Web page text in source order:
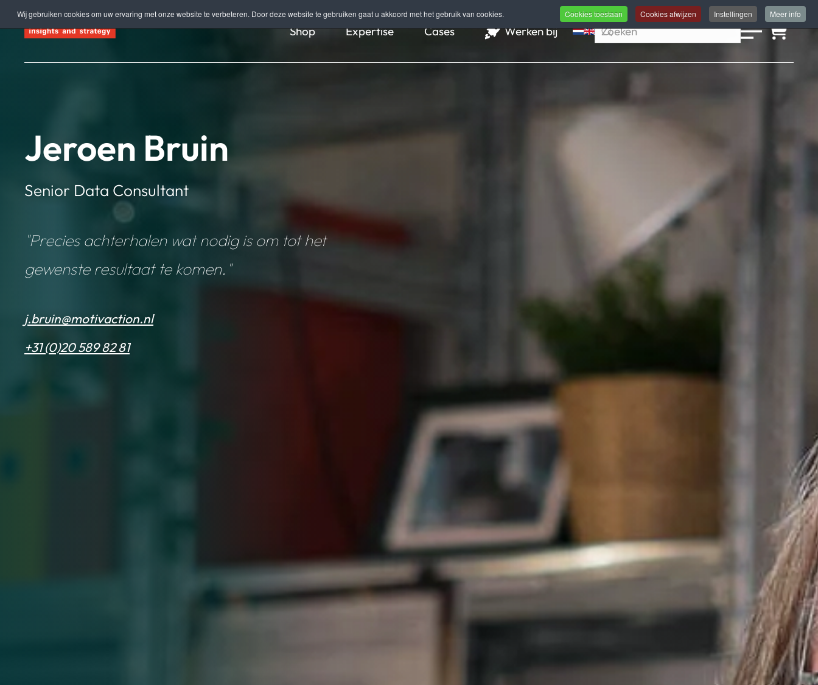
Wij gebruiken cookies om uw ervaring met onze website te verbeteren. Door deze website te gebruiken gaat u akkoord met het gebruik van cookies. Cookies toestaan Cookies afwijzen Instellingen Meer info
Terug naar hoofdinhoud Shop Expertise Cases Werken bij
Jeroen Bruin
Senior Data Consultant
"Precies achterhalen wat nodig is om tot het
gewenste resultaat te komen."
j.bruin@motivaction.nl
+31 (0)20 589 82 81